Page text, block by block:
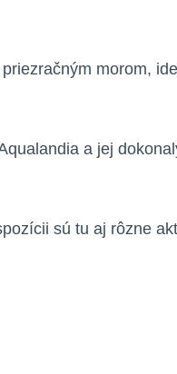
morom,
a jej
sú tu aj rôzne